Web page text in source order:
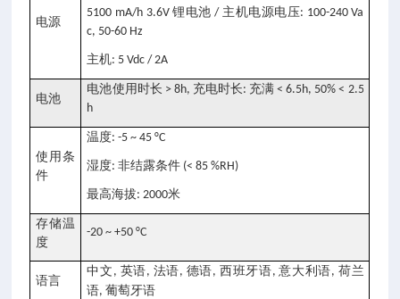
电源
5100 mA/h 3.6V锂电池 / 主机电源电压: 100-240 Va
c, 50-60 Hz
主机: 5 Vdc / 2A
电池
电池使用时长 > 8h, 充电时长: 充满 < 6.5h, 50% < 2.5
h
使用条
件
温度: -5 ~ 45 °C
湿度:非结露条件 (< 85 %RH)
最高海拔: 2000米
存储温
度
-20 ~ +50 °C
语言
中文 , 英语, 法语, 德语, 西班牙语,意大利语, 荷兰
语,葡萄牙语